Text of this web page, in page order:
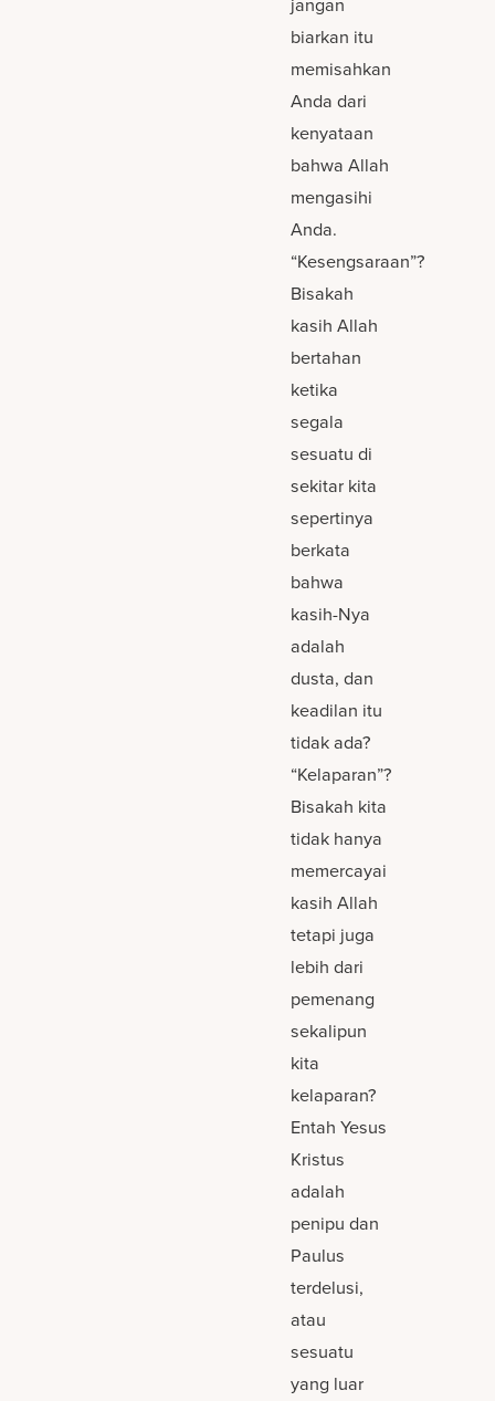
biarkan itu
memisahkan
Anda dari
kenyataan
bahwa Allah
mengasihi
Anda.
“Kesengsaraan”?
Bisakah
kasih Allah
bertahan
ketika
segala
sesuatu di
sekitar kita
sepertinya
berkata
bahwa
kasih-Nya
adalah
dusta, dan
keadilan itu
tidak ada?
“Kelaparan”?
Bisakah kita
tidak hanya
memercayai
kasih Allah
tetapi juga
lebih dari
pemenang
sekalipun
kita
kelaparan?
Entah Yesus
Kristus
adalah
penipu dan
Paulus
terdelusi,
atau
sesuatu
yang luar